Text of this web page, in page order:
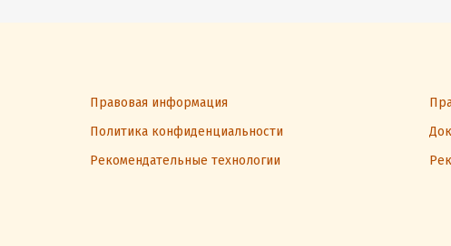
Правовая информация
Политика конфиденциальности
Рекомендательные технологии